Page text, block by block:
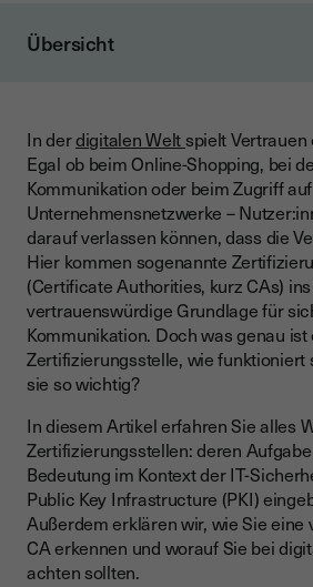
Übersicht
Ablauf der Zertifikatserstellung:
Vertrauenskette (Chain of Trust):
Warum sind Zertifizierungsstellen
Bedeutung für Sicherheit und
Certificate Authorities und Public
Wie erkennt man eine
Zertifizierungsstelle?
Auswahl und Einsatz einer CA –
Zertifizierungsstellen sind das
Sicherheit
In derdigitalen Welt spielt
Egal ob beim Online-Shopping, bei
Kommunikation oder beim Zugriff auf
Unternehmensnetzwerke –
darauf verlassen können, dass die
Hier kommen sogenannte
(Certificate Authorities, kurz CAs)
vertrauenswürdige Grundlage für
Kommunikation. Doch was genau ist
Zertifizierungsstelle, wie funktioniert
sie so wichtig?
In diesem Artikel erfahren Sie alles
Zertifizierungsstellen: deren
Bedeutung im Kontext der IT-
Public Key Infrastructure (PKI)
Außerdem erklären wir, wie Sie eine
CA erkennen und worauf Sie bei
achten sollten.